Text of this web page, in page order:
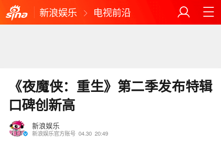
新浪娱乐 电视前沿
《夜魔侠：重生》第二季发布特辑
口碑创新高
新浪娱乐
新浪娱乐官方账号 04.30 20:49